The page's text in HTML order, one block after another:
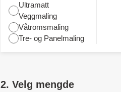
Ultramatt
Veggmaling
Våtromsmaling
Tre- og Panelmaling
2. Velg mengde